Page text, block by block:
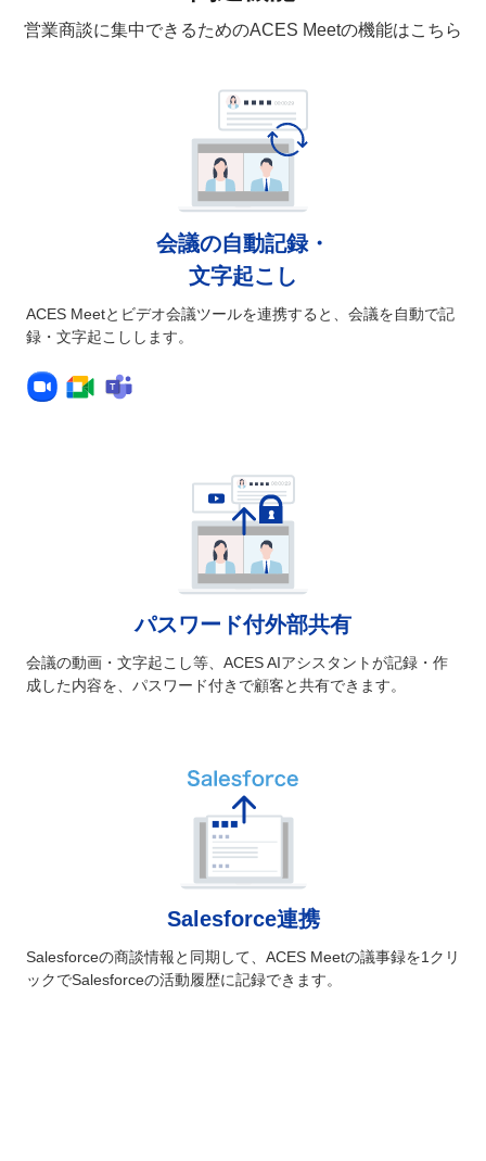
営業商談に集中できるためのACES Meetの機能はこちら
会議の自動記録・
文字起こし
ACES Meetとビデオ会議ツールを連携すると、会議を自動で記
録・文字起こしします。
パスワード付外部共有
会議の動画・文字起こし等、ACES AIアシスタントが記録・作
成した内容を、パスワード付きで顧客と共有できます。
Salesforce連携
Salesforceの商談情報と同期して、ACES Meetの議事録を1クリ
ックでSalesforceの活動履歴に記録できます。